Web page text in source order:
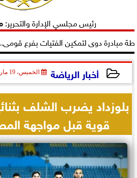
رئيس مجلسي الإدارة والتحرير:
دوى لتمكين الفتيات بفرع قومى...
أخبار الرياضة الخميس، 19 مارس 2026
بلوزداد يضرب الشلف
قوية قبل مواجهة